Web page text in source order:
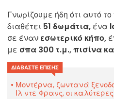
Γνωρίζουμε ήδη ότι αυτό το
διαθέτει 51 δωμάτια, ένα
σε έναν εσωτερικό κήπο,
με σπα 300 τ.μ., πισίνα
ΔΙΑΒΆΣΤΕ ΕΠΊΣΗΣ
Μοντέρνα, ζωντανά
Ιλ ντε Φρανς, οι